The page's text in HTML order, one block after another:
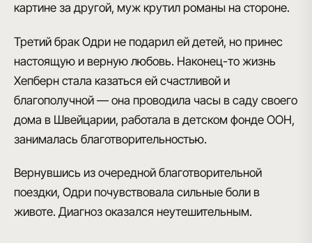
картине за другой, муж крутил романы на стороне.
Третий брак Одри не подарил ей детей, но принес
настоящую и верную любовь. Наконец-то жизнь
Хепберн стала казаться ей счастливой и
благополучной — она проводила часы в саду своего
дома в Швейцарии, работала в детском фонде ООН,
занималась благотворительностью.
Вернувшись из очередной благотворительной
поездки, Одри почувствовала сильные боли в
животе. Диагноз оказался неутешительным.